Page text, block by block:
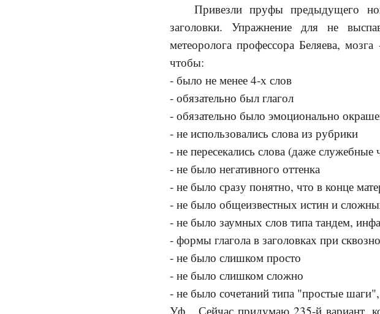
Привезли пруфы предыдущего
заголовки. Упражнение для не
метеоролога профессора Беляева,
чтобы:
- было не менее 4-х слов
- обязательно был глагол
- обязательно было эмоционально
- не использовались слова из рубрики
- не пересекались слова (даже
- не было негативного оттенка
- не было сразу понятно, что в конце
- не было общеизвестных истин и
- не было заумных слов типа тандем,
- формы глагола в заголовках при
- не было слишком просто
- не было слишком сложно
- не было сочетаний типа "простые
Уф... Сейчас придумаю 235-й вариант,